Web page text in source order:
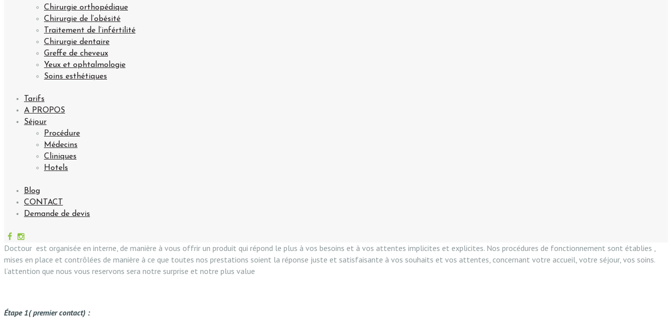
Chirurgie orthopédique
Chirurgie de l’obésité
Traitement de l’infértilité
Chirurgie dentaire
Greffe de cheveux
Yeux et ophtalmologie
Soins esthétiques
Tarifs
A PROPOS
Séjour
Procédure
Médecins
Cliniques
Hotels
Blog
CONTACT
Demande de devis
Doctour est organisée en interne, de manière à vous offrir un produit qui répond le plus à vos besoins et à vos attentes implicites et explicites. Nos procédures de fonctionnement sont établies ,
mises en place et contrôlées de manière à ce que toutes nos prestations soient la réponse juste et satisfaisante à vos souhaits et vos attentes, concernant votre accueil, votre séjour, vos soins.
l’attention que nous vous reservons sera notre surprise et notre plus value
Étape 1( premier contact) :